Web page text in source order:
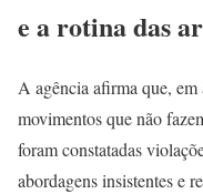
e a rotina das
A agência afirma que, em
movimentos que não
foram constatadas
abordagens insistentes e